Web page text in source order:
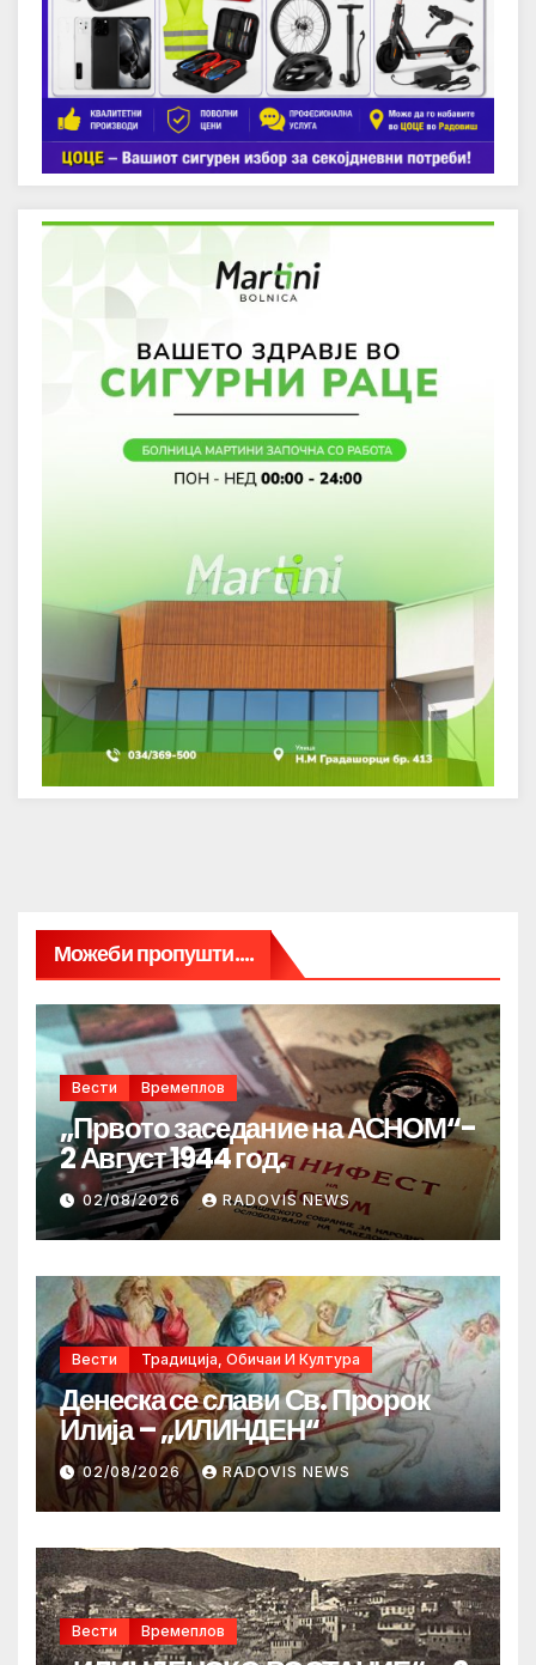
Можеби пропушти....
Вести Времеплов
„Првото заседание на АСНОМ“-
2 Август 1944 год.
02/08/2026 RADOVIS NEWS
Вести Традиција, Обичаи И Култура
Денеска се слави Св. Пророк
Илија – „ИЛИНДЕН“
02/08/2026 RADOVIS NEWS
Вести Времеплов